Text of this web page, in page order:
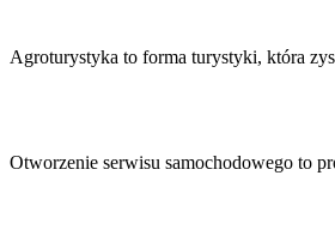
Agroturystyka to forma turystyki, która
Otworzenie serwisu samochodowego to
wpisu